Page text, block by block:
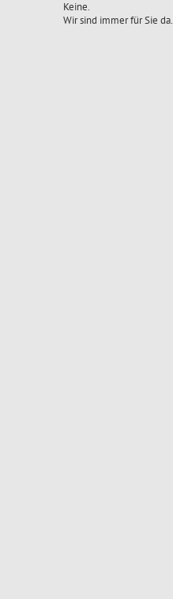
Keine.
Wir sind immer für Sie da.